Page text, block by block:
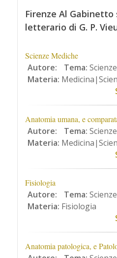
Firenze Al
letterario di G. P.
Scienze Mediche
Autore: Tema:
Materia:
Anatomia umana, e
Autore: Tema:
Materia:
Fisiologia
Autore: Tema:
Materia: Fisiologia
Anatomia patologica, e